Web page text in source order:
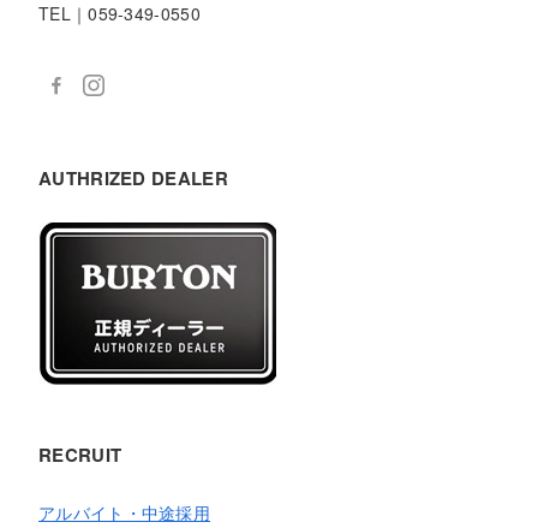
TEL｜059-349-0550
AUTHRIZED DEALER
RECRUIT
アルバイト・中途採用